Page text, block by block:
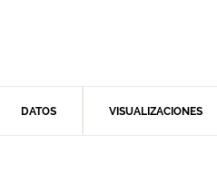
DATOS VISUALIZACIONES